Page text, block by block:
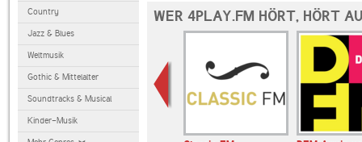
Country
Jazz & Blues
Weltmusik
Gothic & Mittelalter
Soundtracks & Musical
Kinder-Musik
WER 4PLAY.FM HÖRT, HÖRT